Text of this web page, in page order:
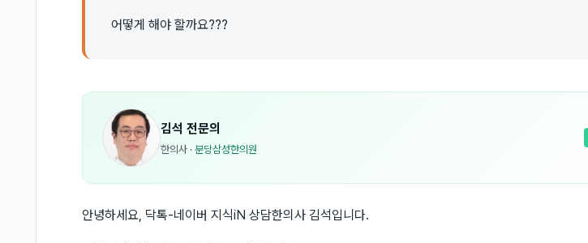
어떻게 해야 할까요???
김석 전문의
한의사 · 분당삼성한의원
안녕하세요, 닥톡-네이버 지식iN 상담한의사 김석입니다.